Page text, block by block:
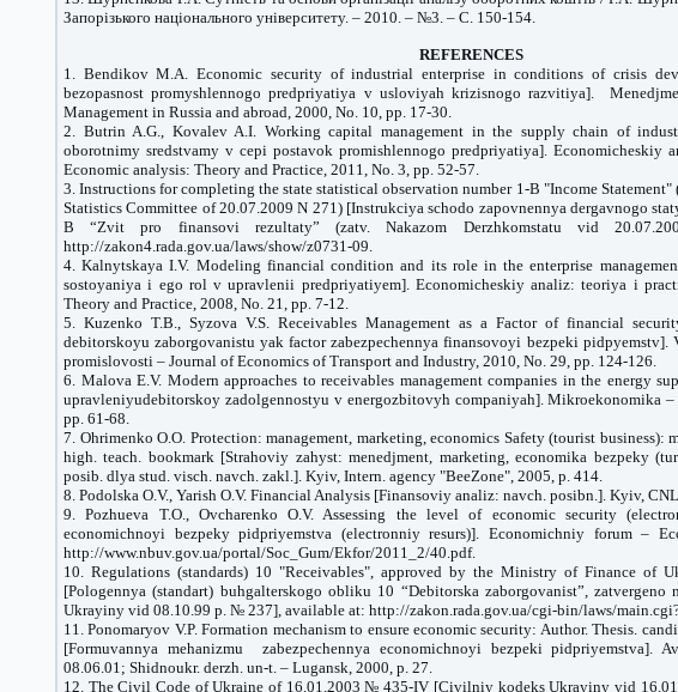
Запорізького національного університету. – 2010. – №3. – С. 150-154.
REFERENCES
1. Bendikov M.A. Economic security of industrial enterprise in conditions of crisis
bezopasnost promyshlennogo predpriyatiya v usloviyah krizisnogo razvitiya].
Management in Russia and abroad, 2000, No. 10, pp. 17-30.
2. Butrin A.G., Kovalev A.I. Working capital management in the supply chain of
oborotnimy sredstvamy v cepi postavok promishlennogo predpriyatiya]. Economicheskiy
Economic analysis: Theory and Practice, 2011, No. 3, pp. 52-57.
3. Instructions for completing the state statistical observation number 1-B "Income Statement"
Statistics Committee of 20.07.2009 N 271) [Instrukciya schodo zapovnennya dergavnogo
B “Zvit pro finansovi rezultaty” (zatv. Nakazom Derzhkomstatu vid
http://zakon4.rada.gov.ua/laws/show/z0731-09.
4. Kalnytskaya I.V. Modeling financial condition and its role in the enterprise
sostoyaniya і ego rol v upravlenii predpriyatiyem]. Economicheskiy analiz: teoriya i
Theory and Practice, 2008, No. 21, pp. 7-12.
5. Kuzenko T.B., Syzova V.S. Receivables Management as a Factor of financial
debitorskoyu zaborgovanistu yak factor zabezpechennya finansovoyi bezpeki
promislovosti – Journal of Economics of Transport and Industry, 2010, No. 29, pp. 124-126.
6. Malova E.V. Modern approaches to receivables management companies in the energy
upravleniyudebitorskoy zadolgennostyu v energozbitovyh companiyah]. Mikroekonomika
pp. 61-68.
7. Ohrimenko O.O. Protection: management, marketing, economics Safety (tourist business):
high. teach. bookmark [Strahoviy zahyst: menedjment, marketing, economika bezpeky
posib. dlya stud. visch. navch. zakl.]. Kyiv, Intern. agency "BeeZone", 2005, p. 414.
8. Podolska O.V., Yarish O.V. Financial Analysis [Finansoviy analiz: navch. posibn.]. Kyiv,
9. Pozhueva T.O., Ovcharenko O.V. Assessing the level of economic security
economichnoyi bezpeky pidpriyemstva (electronniy resurs)]. Economichniy forum –
http://www.nbuv.gov.ua/portal/Soc_Gum/Ekfor/2011_2/40.pdf.
10. Regulations (standards) 10 "Receivables", approved by the Ministry of Finance of
[Pologennya (standart) buhgalterskogo obliku 10 “Debitorska zaborgovanist”, zatvergeno
Ukrayiny vid 08.10.99 р. № 237], available at: http://zakon.rada.gov.ua/cgi-bin/laws/
11. Ponomaryov V.P. Formation mechanism to ensure economic security: Author. Thesis.
[Formuvannya mehanizmu zabezpechennya economichnoyi bezpeki pidpriyemstva].
08.06.01; Shidnoukr. derzh. un-t. – Lugansk, 2000, p. 27.
12. The Civil Code of Ukraine of 16.01.2003 № 435-IV [Civilniy kodeks Ukrayiny vid